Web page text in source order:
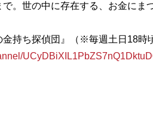
。世の中に存在する、お金にま
持ち探偵団』（※毎週土日18時